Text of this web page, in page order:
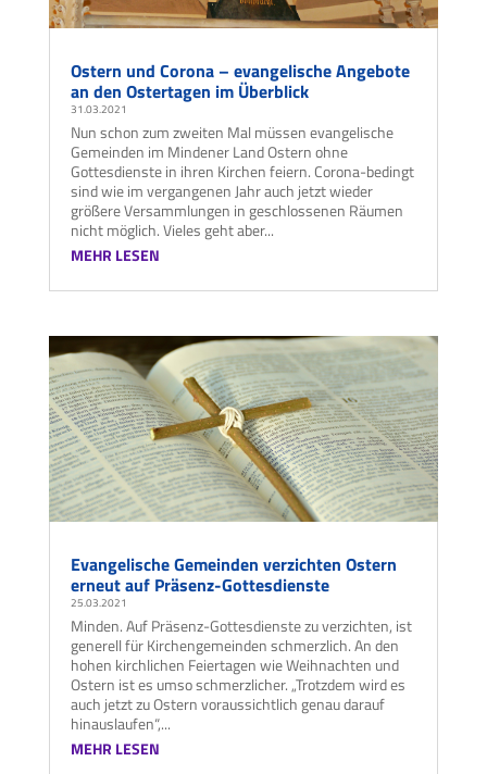
Ostern und Corona – evangelische Angebote
an den Ostertagen im Überblick
31.03.2021
Nun schon zum zweiten Mal müssen evangelische
Gemeinden im Mindener Land Ostern ohne
Gottesdienste in ihren Kirchen feiern. Corona-bedingt
sind wie im vergangenen Jahr auch jetzt wieder
größere Versammlungen in geschlossenen Räumen
nicht möglich. Vieles geht aber...
MEHR LESEN
Evangelische Gemeinden verzichten Ostern
erneut auf Präsenz-Gottesdienste
25.03.2021
Minden. Auf Präsenz-Gottesdienste zu verzichten, ist
generell für Kirchengemeinden schmerzlich. An den
hohen kirchlichen Feiertagen wie Weihnachten und
Ostern ist es umso schmerzlicher. „Trotzdem wird es
auch jetzt zu Ostern voraussichtlich genau darauf
hinauslaufen“,...
MEHR LESEN